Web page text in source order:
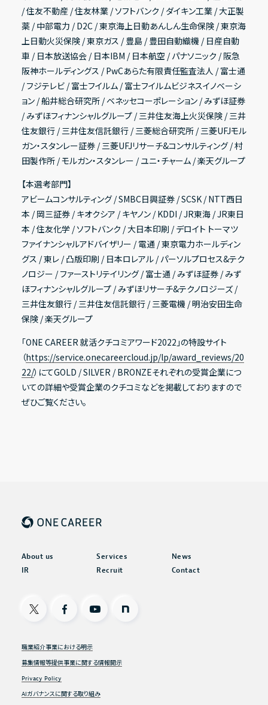
/ 住友不動産 / 住友林業 / ソフトバンク / ダイキン工業 / 大正製
薬 / 中部電力 / D2C / 東京海上日動あんしん生命保険 / 東京海
上日動火災保険 / 東京ガス / 豊島 / 豊田自動織機 / 日産自動
車 / 日本放送協会 / 日本IBM / 日本航空 / パナソニック / 阪急
阪神ホールディングス / PwCあらた有限責任監査法人 / 富士通
/ フジテレビ / 富士フイルム / 富士フイルムビジネスイノベーシ
ョン / 船井総合研究所 / ベネッセコーポレーション / みずほ証券
/ みずほフィナンシャルグループ / 三井住友海上火災保険 / 三井
住友銀行 / 三井住友信託銀行 / 三菱総合研究所 / 三菱UFJモル
ガン・スタンレー証券 / 三菱UFJリサーチ&コンサルティング / 村
田製作所 / モルガン・スタンレー / ユニ・チャーム / 楽天グループ
【本選考部門】
アビームコンサルティング / SMBC日興証券 / SCSK / NTT西日
本 / 岡三証券 / キオクシア / キヤノン / KDDI / JR東海 / JR東日
本 / 住友化学 / ソフトバンク / 大日本印刷 / デロイト トーマツ
ファイナンシャルアドバイザリー / 電通 / 東京電力ホールディン
グス / 東レ / 凸版印刷 / 日本ロレアル / パーソルプロセス&テク
ノロジー / ファーストリテイリング / 富士通 / みずほ証券 / みず
ほフィナンシャルグループ / みずほリサーチ&テクノロジーズ /
三井住友銀行 / 三井住友信託銀行 / 三菱電機 / 明治安田生命
保険 / 楽天グループ
「ONE CAREER 就活クチコミアワード2022」の特設サイト
（https://service.onecareercloud.jp/lp/award_reviews/20
22/）にてGOLD / SILVER / BRONZEそれぞれの受賞企業につ
いての詳細や受賞企業のクチコミなどを掲載しておりますので
ぜひご覧ください。
About us Services
News
IR
Recruit Contact
X Facebook
職業紹介事業における明示
募集情報等提供事業に関する情報開示
Privacy Policy
AIガバナンスに関する取り組み